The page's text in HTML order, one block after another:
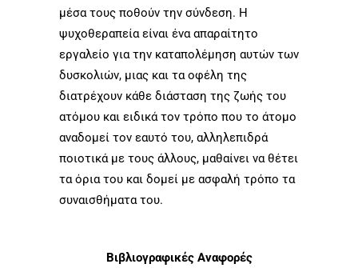
μέσα τους ποθούν την σύνδεση. Η
ψυχοθεραπεία είναι ένα απαραίτητο
εργαλείο για την καταπολέμηση αυτών των
δυσκολιών, μιας και τα οφέλη της
διατρέχουν κάθε διάσταση της ζωής του
ατόμου και ειδικά τον τρόπο που το άτομο
αναδομεί τον εαυτό του, αλληλεπιδρά
ποιοτικά με τους άλλους, μαθαίνει να θέτει
τα όρια του και δομεί με ασφαλή τρόπο τα
συναισθήματα του.
Βιβλιογραφικές Αναφορές